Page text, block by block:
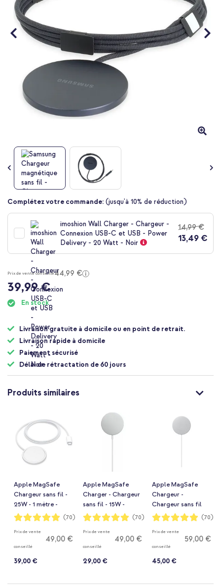
Passer
de
Complétez votre commande: (jusqu'à 10% de réduction)
imoshion Wall Charger - Chargeur -
Connexion USB-C et USB - Power
Delivery - 20 Watt - Noir
14,99 €
13,49 €
Prix de vente conseillé44,99 €
39,99 €
En stock
Livraison gratuite à domicile ou en point de retrait.
Livraison rapide à domicile
Paiement sécurisé
Délai de rétractation de 60 jours
Produits similaires
Apple MagSafe
Chargeur sans fil -
25W - 1 mètre -
Blanc
Notation:
98%
(70)
Prix de vente
conseillé
49,00 €
39,00 €
Apple MagSafe
Charger - Chargeur
sans fil - 15W -
Blanc
Notation:
98%
(70)
Prix de vente
conseillé
49,00 €
29,00 €
Apple MagSafe
Chargeur -
Chargeur sans fil
25W - 2 mètre -
Notation:
98%
(70)
Prix de vente
conseillé
59,00 €
45,00 €